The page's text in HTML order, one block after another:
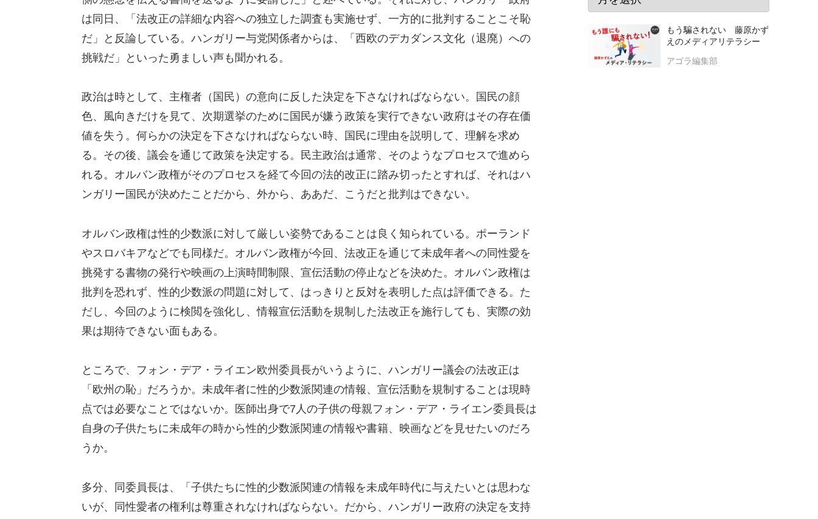
は同日、「法改正の詳細な内容への独立した調査も実施せず、一方的に批判することこそ恥
だ」と反論している。ハンガリー与党関係者からは、「西欧のデカダンス文化（退廃）への
挑戦だ」といった勇ましい声も聞かれる。
政治は時として、主権者（国民）の意向に反した決定を下さなければならない。国民の顔
色、風向きだけを見て、次期選挙のために国民が嫌う政策を実行できない政府はその存在価
値を失う。何らかの決定を下さなければならない時、国民に理由を説明して、理解を求め
る。その後、議会を通じて政策を決定する。民主政治は通常、そのようなプロセスで進めら
れる。オルバン政権がそのプロセスを経て今回の法的改正に踏み切ったとすれば、それはハ
ンガリー国民が決めたことだから、外から、ああだ、こうだと批判はできない。
オルバン政権は性的少数派に対して厳しい姿勢であることは良く知られている。ポーランド
やスロバキアなどでも同様だ。オルバン政権が今回、法改正を通じて未成年者への同性愛を
挑発する書物の発行や映画の上演時間制限、宣伝活動の停止などを決めた。オルバン政権は
批判を恐れず、性的少数派の問題に対して、はっきりと反対を表明した点は評価できる。た
だし、今回のように検閲を強化し、情報宣伝活動を規制した法改正を施行しても、実際の効
果は期待できない面もある。
ところで、フォン・デア・ライエン欧州委員長がいうように、ハンガリー議会の法改正は
「欧州の恥」だろうか。未成年者に性的少数派関連の情報、宣伝活動を規制することは現時
点では必要なことではないか。医師出身で7人の子供の母親フォン・デア・ライエン委員長は
自身の子供たちに未成年の時から性的少数派関連の情報や書籍、映画などを見せたいのだろ
うか。
多分、同委員長は、「子供たちに性的少数派関連の情報を未成年時代に与えたいとは思わな
いが、同性愛者の権利は尊重されなければならない。だから、ハンガリー政府の決定を支持
もう騙されない 藤原かず
えのメディアリテラシー
アゴラ編集部